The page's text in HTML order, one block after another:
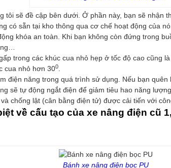
tôi sẽ đề cập bên dưới. Ở phần này, bạn sẽ nhận
có sẵn tại kho thông qua cơ chế hoạt động của nó.
khóa an toàn. Khi bạn không còn đứng trong
trong các khúc cua nhỏ hẹp ở tốc độ cao cũng
cua nhỏ hơn 300.
điện năng trong quá trình sử dụng. Nếu bạn
sẽ tự động ngắt điện để giảm tiêu hao năng
chống lật (cân bằng điện tử) được cải tiến với
về cấu tạo của xe nâng điện cũ
Bánh xe nâng điện bọc PU